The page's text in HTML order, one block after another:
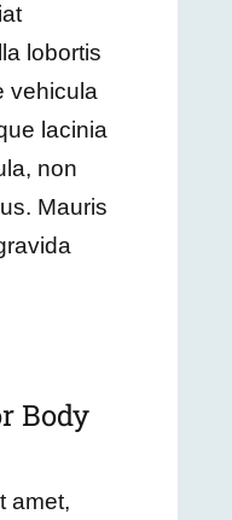
lobortis
vehicula
lacinia
non
Mauris
Body
amet,